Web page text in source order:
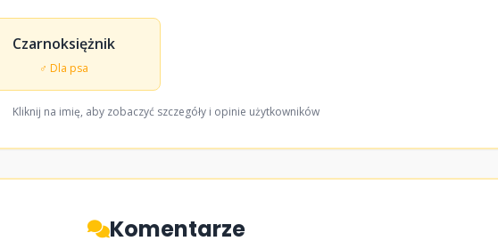
Czarnoksiężnik
♂ Dla psa
Kliknij na imię, aby zobaczyć szczegóły i opinie użytkowników
Komentarze